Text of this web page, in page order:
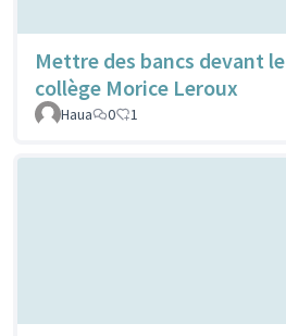
Mettre des bancs devant le
collège Morice Leroux
Haua
0 1